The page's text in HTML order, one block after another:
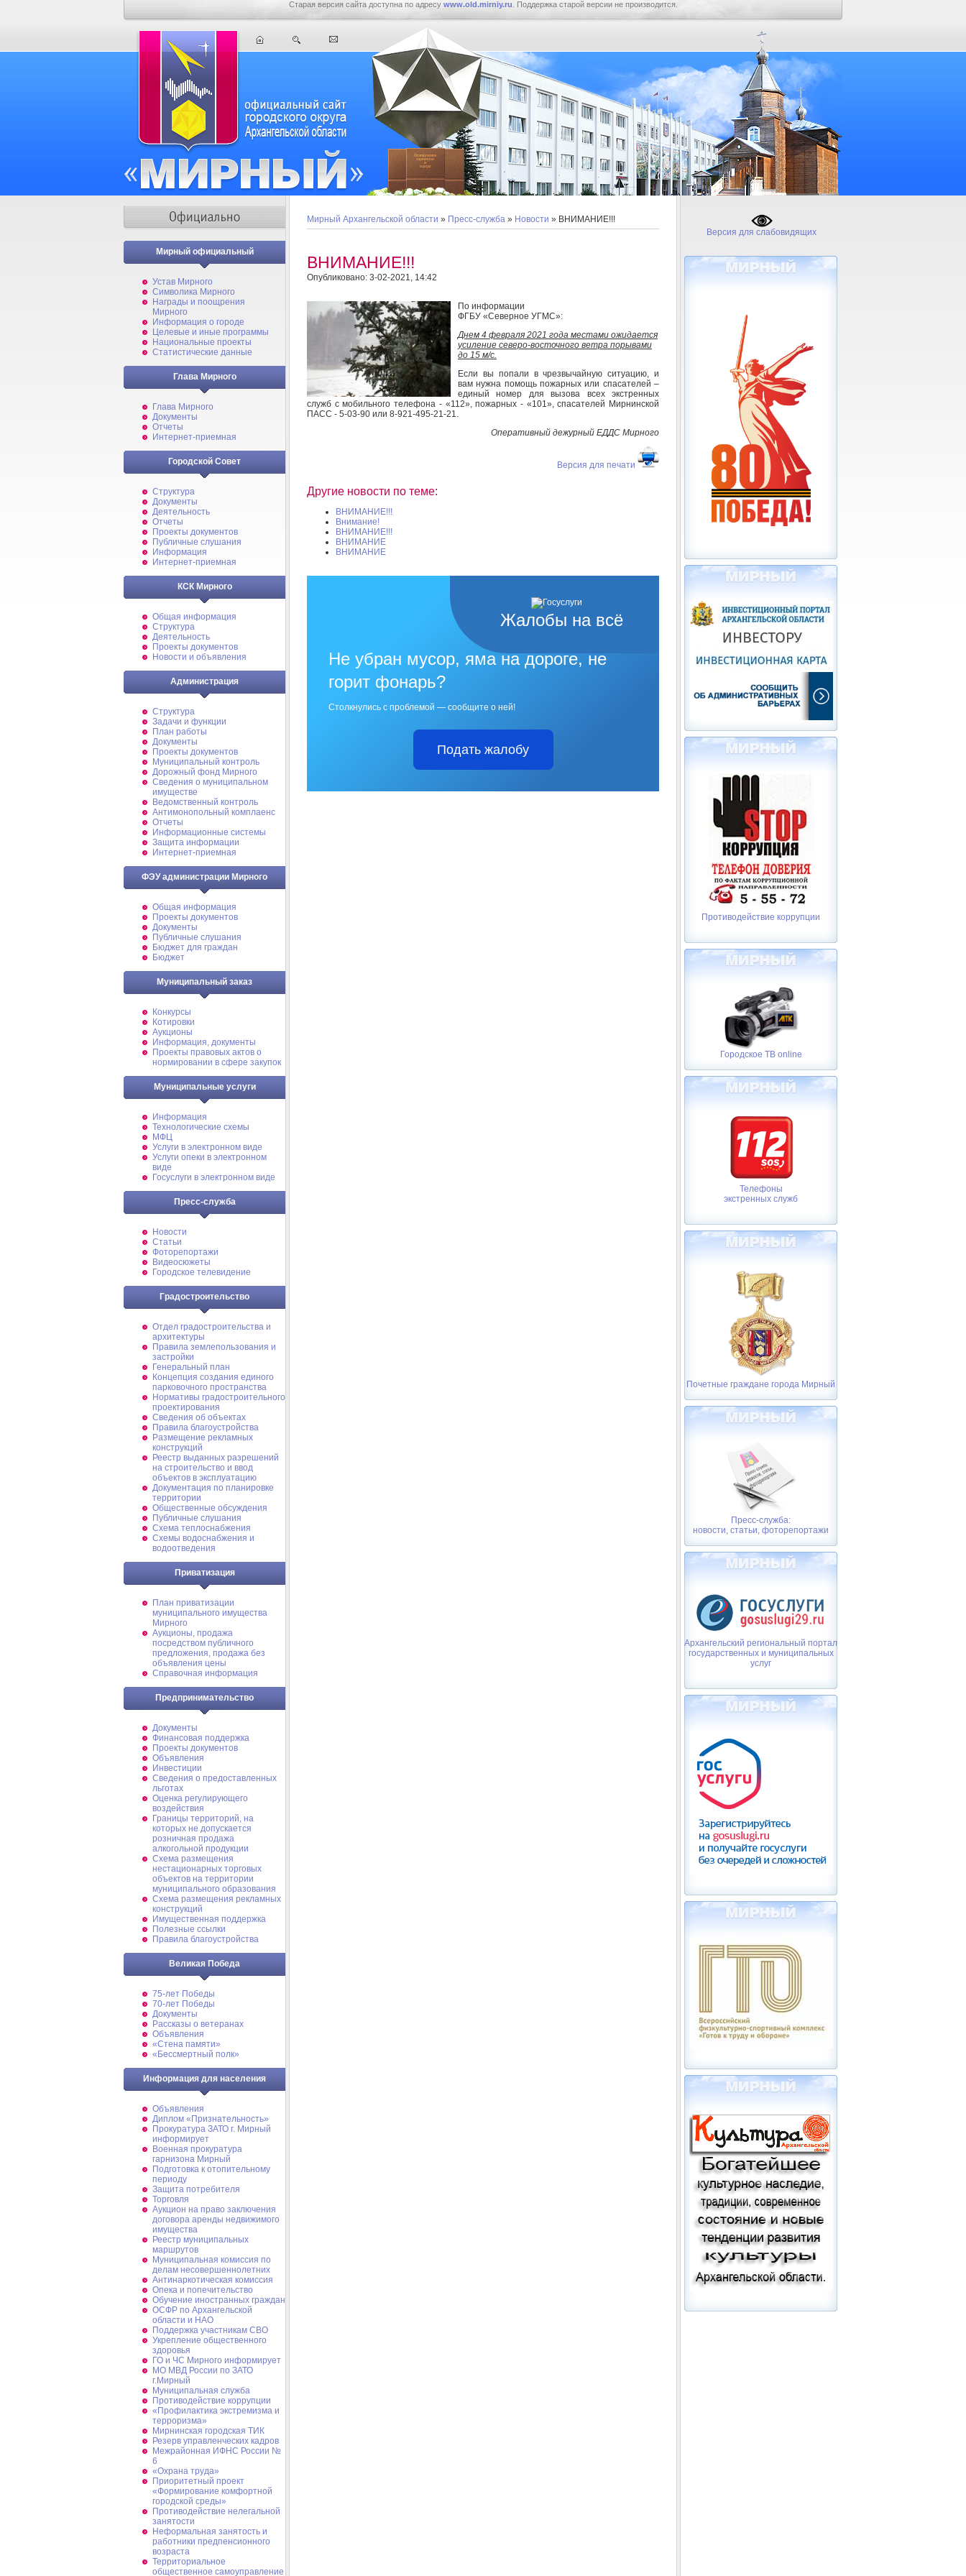
Старая версия сайта доступна по адресу www.old.mirniy.ru . Поддержка старой версии не производится.
Мирный официальный
Устав Мирного
Символика Мирного
Награды и поощрения
Мирного
Информация о городе
Целевые и иные программы
Национальные проекты
Статистические данные
Глава Мирного
Глава Мирного
Документы
Отчеты
Интернет-приемная
Городской Совет
Структура
Документы
Деятельность
Отчеты
Проекты документов
Публичные слушания
Информация
Интернет-приемная
КСК Мирного
Общая информация
Структура
Деятельность
Проекты документов
Новости и объявления
Администрация
Структура
Задачи и функции
План работы
Документы
Проекты документов
Муниципальный контроль
Дорожный фонд Мирного
Cведения о муниципальном
имуществе
Ведомственный контроль
Антимонопольный комплаенс
Отчеты
Информационные системы
Защита информации
Интернет-приемная
ФЭУ администрации Мирного
Общая информация
Проекты документов
Документы
Публичные слушания
Бюджет для граждан
Бюджет
Муниципальный заказ
Конкурсы
Котировки
Аукционы
Информация, документы
Проекты правовых актов о
нормировании в сфере закупок
Муниципальные услуги
Информация
Технологические схемы
МФЦ
Услуги в электронном виде
Услуги опеки в электронном
виде
Госуслуги в электронном виде
Пресс-служба
Новости
Статьи
Фоторепортажи
Видеосюжеты
Городское телевидение
Градостроительство
Отдел градостроительства и
архитектуры
Правила землепользования и
застройки
Генеральный план
Концепция создания единого
парковочного пространства
Нормативы градостроительного
проектирования
Сведения об объектах
Правила благоустройства
Размещение рекламных
конструкций
Реестр выданных разрешений
на строительство и ввод
объектов в эксплуатацию
Документация по планировке
территории
Общественные обсуждения
Публичные слушания
Схема теплоснабжения
Схемы водоснабжения и
водоотведения
Приватизация
План приватизации
муниципального имущества
Мирного
Аукционы, продажа
посредством публичного
предложения, продажа без
объявления цены
Справочная информация
Предпринимательство
Документы
Финансовая поддержка
Проекты документов
Объявления
Инвестиции
Сведения о предоставленных
льготах
Оценка регулирующего
воздействия
Границы территорий, на
которых не допускается
розничная продажа
алкогольной продукции
Схема размещения
нестационарных торговых
объектов на территории
муниципального образования
Схема размещения рекламных
конструкций
Имущественная поддержка
Полезные ссылки
Правила благоустройства
Великая Победа
75-лет Победы
70-лет Победы
Документы
Рассказы о ветеранах
Объявления
«Стена памяти»
«Бессмертный полк»
Информация для населения
Объявления
Диплом «Признательность»
Прокуратура ЗАТО г. Мирный
информирует
Военная прокуратура
гарнизона Мирный
Подготовка к отопительному
периоду
Защита потребителя
Торговля
Аукцион на право заключения
договора аренды недвижимого
имущества
Реестр муниципальных
маршрутов
Муниципальная комиссия по
делам несовершеннолетних
Антинаркотическая комиссия
Опека и попечительство
Обучение иностранных граждан
ОСФР по Архангельской
области и НАО
Поддержка участникам СВО
Укрепление общественного
здоровья
ГО и ЧС Мирного информирует
МО МВД России по ЗАТО
г.Мирный
Муниципальная cлужба
Противодействие коррупции
«Профилактика экстремизма и
терроризма»
Мирнинская городская ТИК
Резерв управленческих кадров
Межрайонная ИФНС России №
6
«Охрана труда»
Приоритетный проект
«Формирование комфортной
городской среды»
Противодействие нелегальной
занятости
Неформальная занятость и
работники предпенсионного
возраста
Территориальное
общественное самоуправление
Мирный Архангельской области » Пресс-служба » Новости » ВНИМАНИЕ!!!
ВНИМАНИЕ!!!
Опубликовано: 3-02-2021, 14:42
По информации
ФГБУ «Северное УГМС»:
Днем 4 февраля 2021 года местами ожидается
усиление северо-восточного ветра порывами
до 15 м/с.
Если вы попали в чрезвычайную ситуацию, и
вам нужна помощь пожарных или спасателей –
единый номер для вызова всех экстренных
служб с мобильного телефона - «112», пожарных - «101», спасателей Мирнинской
ПАСС - 5-03-90 или 8-921-495-21-21.
Оперативный дежурный ЕДДС Мирного
Версия для печати
Другие новости по теме:
ВНИМАНИЕ!!!
Внимание!
ВНИМАНИЕ!!!
ВНИМАНИЕ
ВНИМАНИЕ
Жалобы на всё
Не убран мусор, яма на дороге, не
горит фонарь?
Столкнулись с проблемой — сообщите о ней!
Подать жалобу
Версия для слабовидящих
Противодействие коррупции
Городское ТВ online
Телефоны
экстренных служб
Почетные граждане города Мирный
Пресс-служба:
новости, статьи, фоторепортажи
Архангельский региональный портал
государственных и муниципальных
услуг